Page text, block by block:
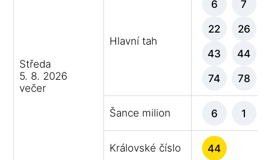
Středa
5. 8. 2026
večer
Hlavní tah
6 7
22 26
43 44
74 78
Šance milion 6 1
Královské číslo 44